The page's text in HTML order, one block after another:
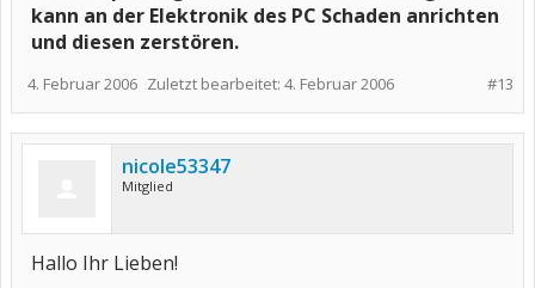
kann an der Elektronik des PC Schaden anrichten
und diesen zerstören.
#13
4. Februar 2006 Zuletzt bearbeitet: 4. Februar 2006
nicole53347
Mitglied
Hallo Ihr Lieben!